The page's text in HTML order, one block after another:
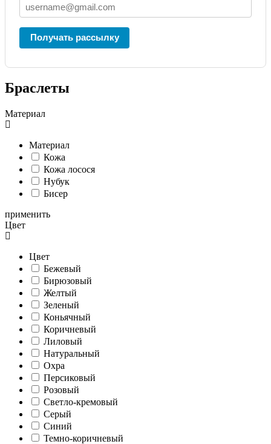
Получать рассылку
Браслеты
Материал
Материал
Кожа
Кожа лосося
Нубук
Бисер
применить
Цвет
Цвет
Бежевый
Бирюзовый
Желтый
Зеленый
Коньячный
Коричневый
Лиловый
Натуральный
Охра
Персиковый
Розовый
Светло-кремовый
Серый
Синий
Темно-коричневый